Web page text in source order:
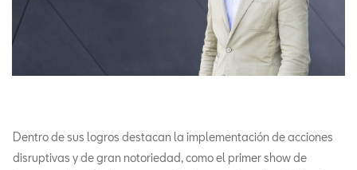
Dentro de sus logros destacan la implementación de acciones
disruptivas y de gran notoriedad, como el primer show de